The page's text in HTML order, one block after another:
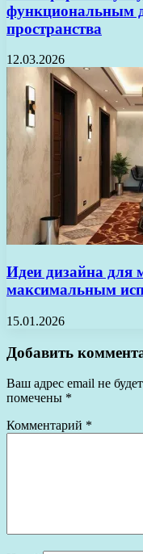
функциональным
пространства
12.03.2026
Идеи дизайна для
максимальным
15.01.2026
Добавить
Ваш адрес email не
помечены *
Комментарий *